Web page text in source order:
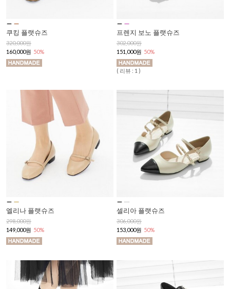
쿠킹 플랫슈즈
320,000원
160,000원 50%
프렌지 보노 플랫슈즈
302,000원
151,000원 50%
( 리뷰 : 1 )
엘리나 플랫슈즈
298,000원
149,000원 50%
셀리아 플랫슈즈
306,000원
153,000원 50%